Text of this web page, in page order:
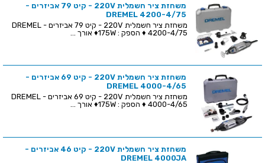
משחזת ציר חשמלית 220V - קיט 79 אביזרים -
DREMEL 4200-4/75
משחזת ציר חשמלית 220V - קיט 79 אביזרים - DREMEL
4200-4/75 ♦ הספק : 175W♦ אורך ...
משחזת ציר חשמלית 220V - קיט 69 אביזרים -
DREMEL 4000-4/65
משחזת ציר חשמלית 220V - קיט 69 אביזרים - DREMEL
4000-4/65 ♦ הספק : 175W♦ אורך ...
משחזת ציר חשמלית 220V - קיט 46 אביזרים -
DREMEL 4000JA